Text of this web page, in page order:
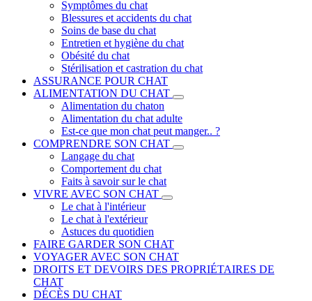
Symptômes du chat
Blessures et accidents du chat
Soins de base du chat
Entretien et hygiène du chat
Obésité du chat
Stérilisation et castration du chat
ASSURANCE POUR CHAT
ALIMENTATION DU CHAT
Alimentation du chaton
Alimentation du chat adulte
Est-ce que mon chat peut manger.. ?
COMPRENDRE SON CHAT
Langage du chat
Comportement du chat
Faits à savoir sur le chat
VIVRE AVEC SON CHAT
Le chat à l'intérieur
Le chat à l'extérieur
Astuces du quotidien
FAIRE GARDER SON CHAT
VOYAGER AVEC SON CHAT
DROITS ET DEVOIRS DES PROPRIÉTAIRES DE
CHAT
DÉCÈS DU CHAT